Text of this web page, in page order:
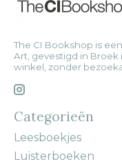
The CI Bookshop is
Art, gevestigd in Broek
winkel, zonder
Categorieën
Leesboekjes
Luisterboeken